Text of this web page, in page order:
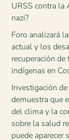
URSS contra la
nazi?
Foro analizará
actual y los
recuperación de
indígenas en
Investigación
demuestra que
del clima y la
sobre la salud
puede aparecer